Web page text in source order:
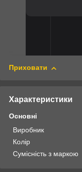
Приховати
Характеристики
Основні
Виробник
Колір
Сумісність з маркою